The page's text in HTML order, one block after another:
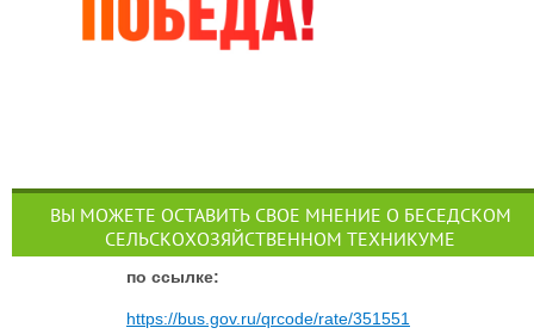
ВЫ МОЖЕТЕ ОСТАВИТЬ СВОЕ МНЕНИЕ О БЕСЕДСКОМ
СЕЛЬСКОХОЗЯЙСТВЕННОМ ТЕХНИКУМЕ
по ссылке:
https://bus.gov.ru/qrcode/rate/351551